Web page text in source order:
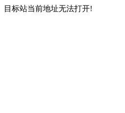
目标站当前地址无法打开!